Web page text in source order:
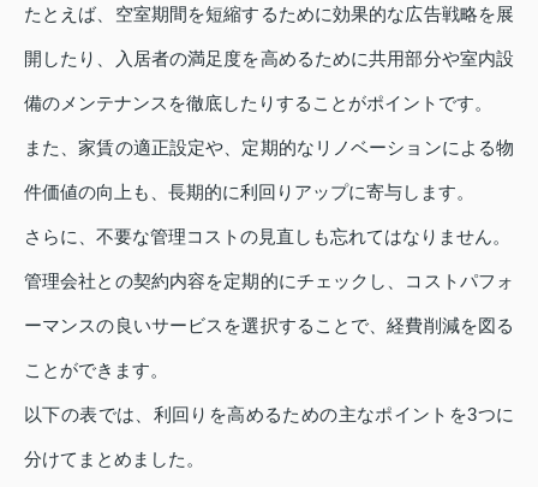
たとえば、空室期間を短縮するために効果的な広告戦略を展
開したり、入居者の満足度を高めるために共用部分や室内設
備のメンテナンスを徹底したりすることがポイントです。
また、家賃の適正設定や、定期的なリノベーションによる物
件価値の向上も、長期的に利回りアップに寄与します。
さらに、不要な管理コストの見直しも忘れてはなりません。
管理会社との契約内容を定期的にチェックし、コストパフォ
ーマンスの良いサービスを選択することで、経費削減を図る
ことができます。
以下の表では、利回りを高めるための主なポイントを3つに
分けてまとめました。